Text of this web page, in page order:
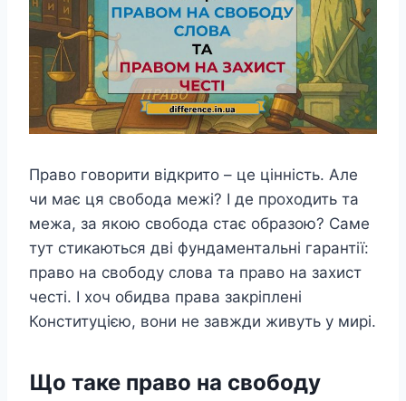
Право говорити відкрито – це цінність. Але
чи має ця свобода межі? І де проходить та
межа, за якою свобода стає образою? Саме
тут стикаються дві фундаментальні гарантії:
право на свободу слова та право на захист
честі. І хоч обидва права закріплені
Конституцією, вони не завжди живуть у мирі.
Що таке право на свободу